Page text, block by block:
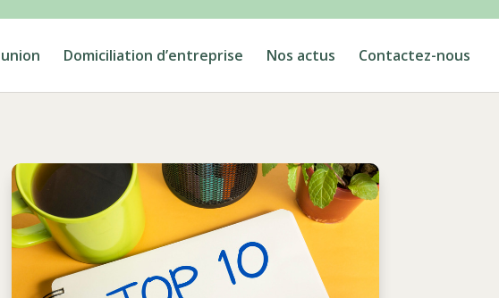
Domiciliation d’entreprise Nos actus Contactez-nous